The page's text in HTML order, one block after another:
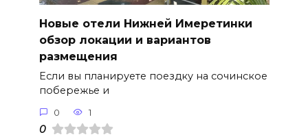
Новые отели Нижней Имеретинки
обзор локации и вариантов
размещения
Если вы планируете поездку на сочинское
побережье и
0 1
0